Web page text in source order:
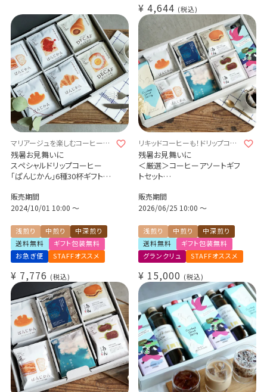
¥ 4,644 税込
マリアージュを楽しむコーヒーギ
フト
残暑お見舞いに
スペシャルドリップコーヒー
「ぱんじかん」6種30杯ギフトセ
（カフェインレスコーヒー 2種
10杯＋スペシャルティコーヒー
パンに合う珈琲 プレゼント 贈
り物 アソートセット
販売期間
2024/10/01 10:00 〜
浅煎り 中煎り
中深煎り
送料無料
ギフト包装無料
お急ぎ便
STAFFオススメ
¥ 7,776 税込
リキッドコーヒーも！ドリップコー
ヒーも！たっぷり詰め合わせまし
た♪
残暑お見舞いに
＜厳選＞コーヒーアソートギフ
トセット
コーヒー 10種30杯
クラッシュドデカフェゼリー カ
グランクリュ スペシャルティ
数量限定 期間限定 送料無料
販売期間
2026/06/25 10:00〜
浅煎り 中煎り
中深煎り
送料無料
ギフト包装無料
グランクリュ
STAFFオススメ
¥ 15,000 税込